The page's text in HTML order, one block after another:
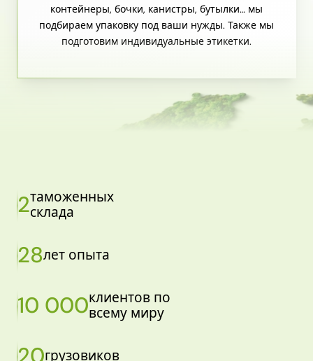
контейнеры, бочки, канистры, бутылки… мы
подбираем упаковку под ваши нужды. Также мы
подготовим индивидуальные этикетки.
2таможенных
склада
28лет опыта
10 000клиентов по
всему миру
грузовиков